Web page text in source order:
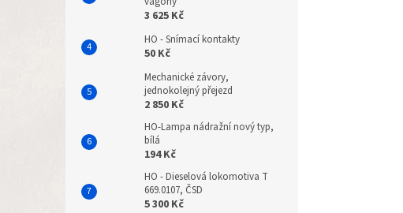
3 625 Kč
HO - Snímací kontakty
50 Kč
Mechanické závory,
jednokolejný přejezd
2 850 Kč
HO-Lampa nádražní nový typ,
bílá
194 Kč
HO - Dieselová lokomotiva T
669.0107, ČSD
5 300 Kč